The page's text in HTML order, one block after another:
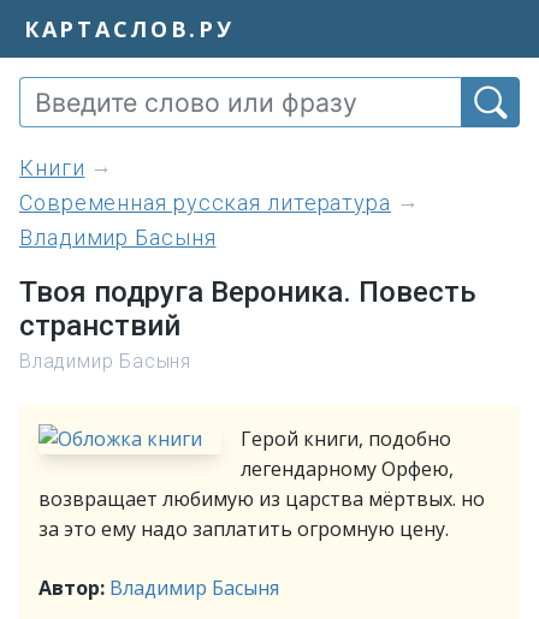
КАРТАСЛОВ.РУ
книги
Современная русская литература
Владимир Басыня
Твоя подруга Вероника. Повесть
странствий
Владимир Басыня
Герой книги, подобно
легендарному Орфею,
возвращает любимую из царства мёртвых. но
за это ему надо заплатить огромную цену.
Автор: Владимир Басыня